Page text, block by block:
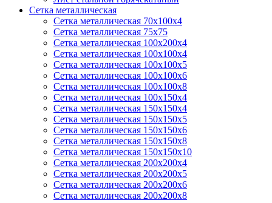
Сетка металлическая
Сетка металлическая 70х100х4
Сетка металлическая 75х75
Сетка металлическая 100х200х4
Сетка металлическая 100х100х4
Сетка металлическая 100х100х5
Сетка металлическая 100х100х6
Сетка металлическая 100х100х8
Сетка металлическая 100х150х4
Сетка металлическая 150х150х4
Сетка металлическая 150х150х5
Сетка металлическая 150х150х6
Сетка металлическая 150х150х8
Сетка металлическая 150х150х10
Сетка металлическая 200х200х4
Сетка металлическая 200х200х5
Сетка металлическая 200х200x6
Сетка металлическая 200х200х8